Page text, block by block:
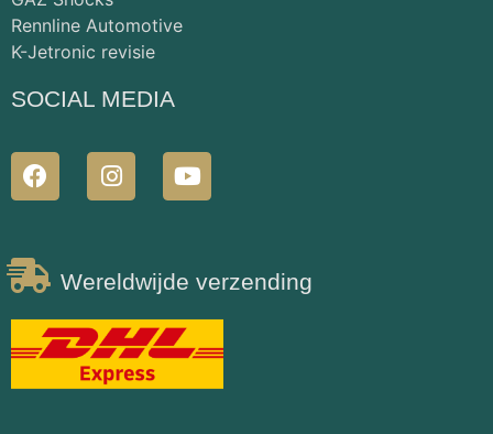
Rennline Automotive
K-Jetronic revisie
SOCIAL MEDIA
Wereldwijde verzending